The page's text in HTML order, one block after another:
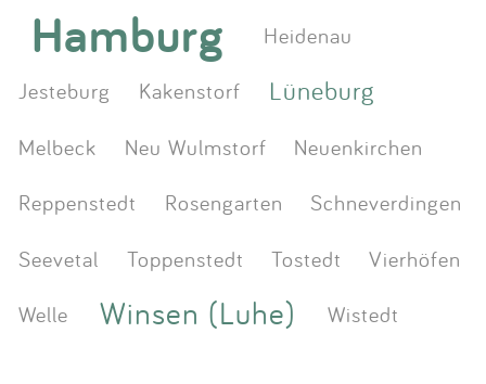
Hamburg
Heidenau
Jesteburg
Kakenstorf Lüneburg
Melbeck Neu Wulmstorf
Neuenkirchen
Reppenstedt
Rosengarten
Schneverdingen
Seevetal
Toppenstedt Tostedt
Vierhöfen
Welle
Winsen (Luhe) Wistedt